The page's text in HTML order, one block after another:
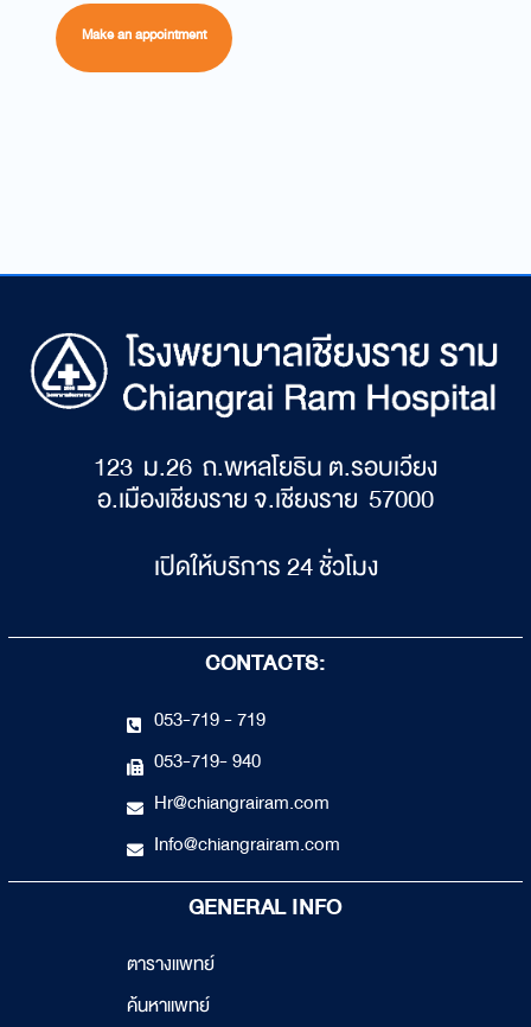
Make an appointment
123 ม.26 ถ.พหลโยธิน ต.รอบเวียง
อ.เมืองเชียงราย จ.เชียงราย 57000
เปิดให้บริการ 24 ชั่วโมง
CONTACTS:
053-719 - 719
053-719- 940
Hr@chiangrairam.com
Info@chiangrairam.com
GENERAL INFO
ตารางแพทย์
ค้นหาแพทย์